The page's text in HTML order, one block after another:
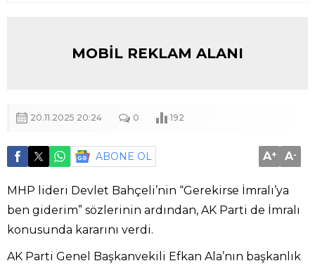
MOBİL REKLAM ALANI
20.11.2025 20:24 0 192
ABONE OL A+ A-
MHP lideri Devlet Bahçeli’nin “Gerekirse İmralı’ya
ben giderim” sözlerinin ardından, AK Parti de İmralı
konusunda kararını verdi.
AK Parti Genel Başkanvekili Efkan Ala’nın başkanlık